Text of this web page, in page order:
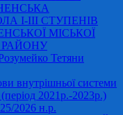
І-ІІІ СТУПЕНІВ
МІСЬКОЇ
РАЙОНУ
Тетяни
внутрішньої системи
(період 2021р.-2023р.)
2026 н.р.